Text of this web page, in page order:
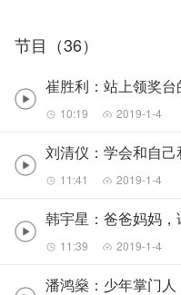
节目（36）
崔胜利：站上领奖
10:19 2019-1-4
刘清仪：学会和自己
11:41 2019-1-4
韩宇星：爸爸妈妈，
11:39 2019-1-4
潘鸿燊：少年掌门